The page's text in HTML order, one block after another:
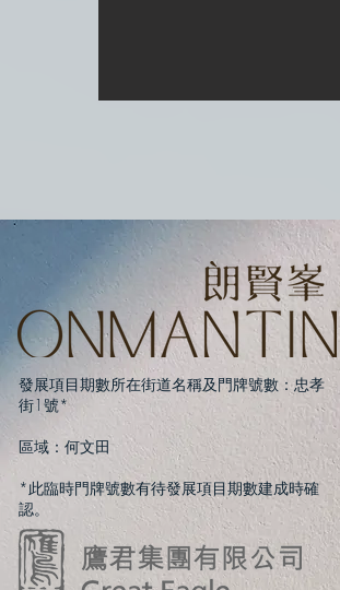
發展項目期數所在街道名稱及門牌號數：忠孝
街1號*
區域：何文田
*此臨時門牌號數有待發展項目期數建成時確
認。